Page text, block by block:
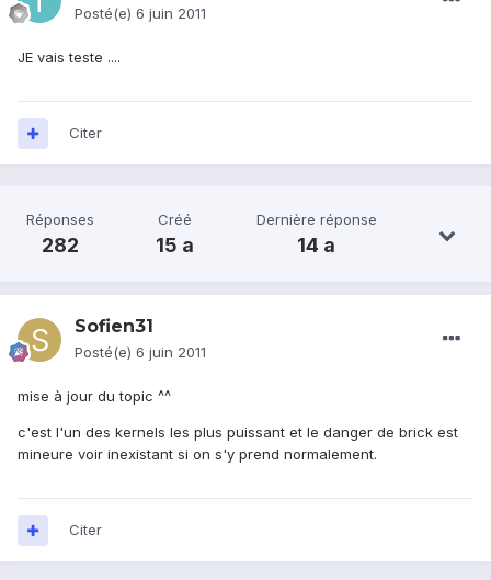
Posté(e) 6 juin 2011
JE vais teste ....
Citer
Réponses
282
Créé
15 a
Dernière réponse
14 a
Sofien31
Posté(e) 6 juin 2011
mise à jour du topic ^^
c'est l'un des kernels les plus puissant et le danger de brick est
mineure voir inexistant si on s'y prend normalement.
Citer